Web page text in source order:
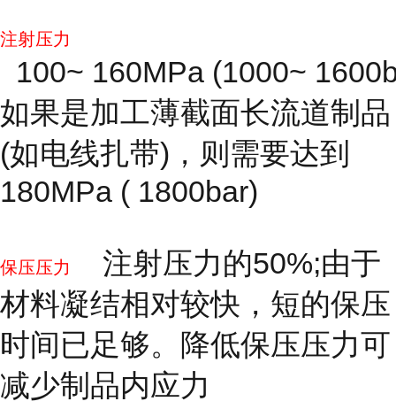
注射压力
100~ 160MPa (1000~
如果是加工薄截面长流道制品
(如电线扎带)，则需要达到
180MPa ( 1800bar)
保压压力
注射压力的50%;由于
材料凝结相对较快，短的保压
时间已足够。降低保压压力可
减少制品内应力